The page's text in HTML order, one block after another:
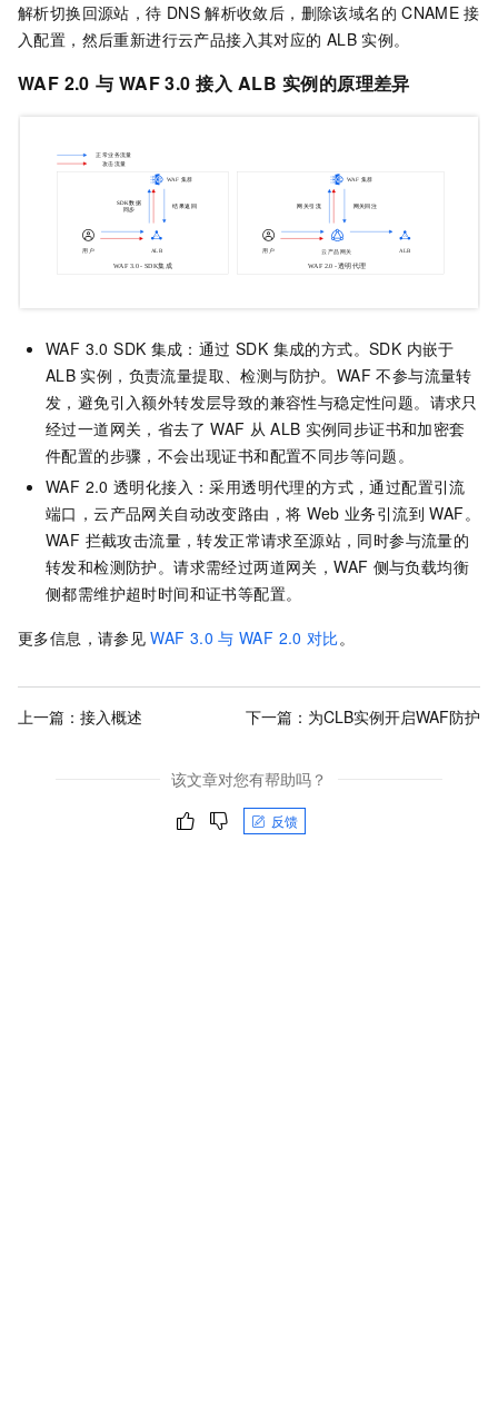
解析切换回源站，待 DNS 解析收敛后，删除该域名的 CNAME 接
入配置，然后重新进行云产品接入其对应的 ALB 实例。
WAF 2.0 与 WAF 3.0 接入 ALB 实例的原理差异
WAF 3.0 SDK 集成：通过 SDK 集成的方式。SDK 内嵌于
ALB 实例，负责流量提取、检测与防护。WAF 不参与流量转
发，避免引入额外转发层导致的兼容性与稳定性问题。请求只
经过一道网关，省去了 WAF 从 ALB 实例同步证书和加密套
件配置的步骤，不会出现证书和配置不同步等问题。
WAF 2.0 透明化接入：采用透明代理的方式，通过配置引流
端口，云产品网关自动改变路由，将 Web 业务引流到 WAF。
WAF 拦截攻击流量，转发正常请求至源站，同时参与流量的
转发和检测防护。请求需经过两道网关，WAF 侧与负载均衡
侧都需维护超时时间和证书等配置。
更多信息，请参见 WAF 3.0 与 WAF 2.0 对比。
上一篇： 接入概述 下一篇： 为CLB实例开启WAF防护
该文章对您有帮助吗？
反馈